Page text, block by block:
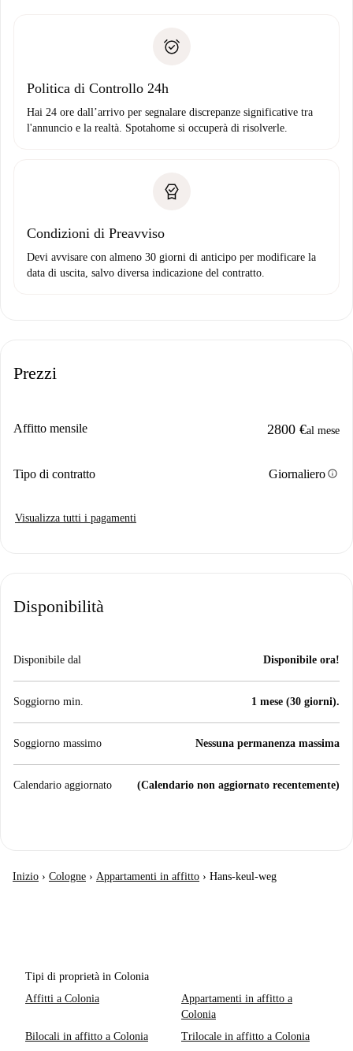
Domiciliazione del pagamento
solo se non segnali problemi.
Politica di Controllo 24h
Hai 24 ore dall’arrivo per segnalare discrepanze significative tra
l'annuncio e la realtà. Spotahome si occuperà di risolverle.
Condizioni di Preavviso
Devi avvisare con almeno 30 giorni di anticipo per modificare la
data di uscita, salvo diversa indicazione del contratto.
Prezzi
Affitto mensile 2800 €al mese
Tipo di contratto Giornalieroinfo
Visualizza tutti i pagamenti
Disponibilità
Disponibile dal Disponibile ora!
Soggiorno min. 1 mese (30 giorni).
Soggiorno massimo Nessuna permanenza massima
Calendario aggiornato (Calendario non aggiornato recentemente)
Inizio › Cologne › Appartamenti in affitto › Hans-keul-weg
Tipi di proprietà in Colonia
Affitti a Colonia
Appartamenti in affitto a
Colonia
Bilocali in affitto a Colonia
Trilocale in affitto a Colonia